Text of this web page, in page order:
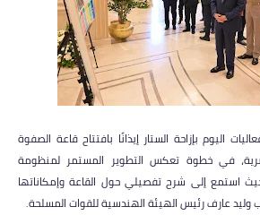
اليوم بإزاحة الستار إيذانًا بافتتاح قاعة الصفوة
في خطوة تعكس التطوير المستمر لمنظومة
حيث استمع إلى شرح تفصيلي حول القاعة وإمكاناتها
وليد عارف رئيس الهيئة الهندسية للقوات المسلحة.